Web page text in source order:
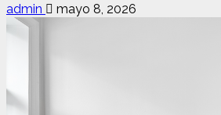
admin mayo 8, 2026